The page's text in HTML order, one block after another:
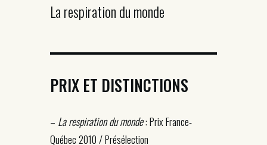
La respiration du monde
PRIX ET DISTINCTIONS
– La respiration du monde: Prix France-
Québec 2010 / Présélection